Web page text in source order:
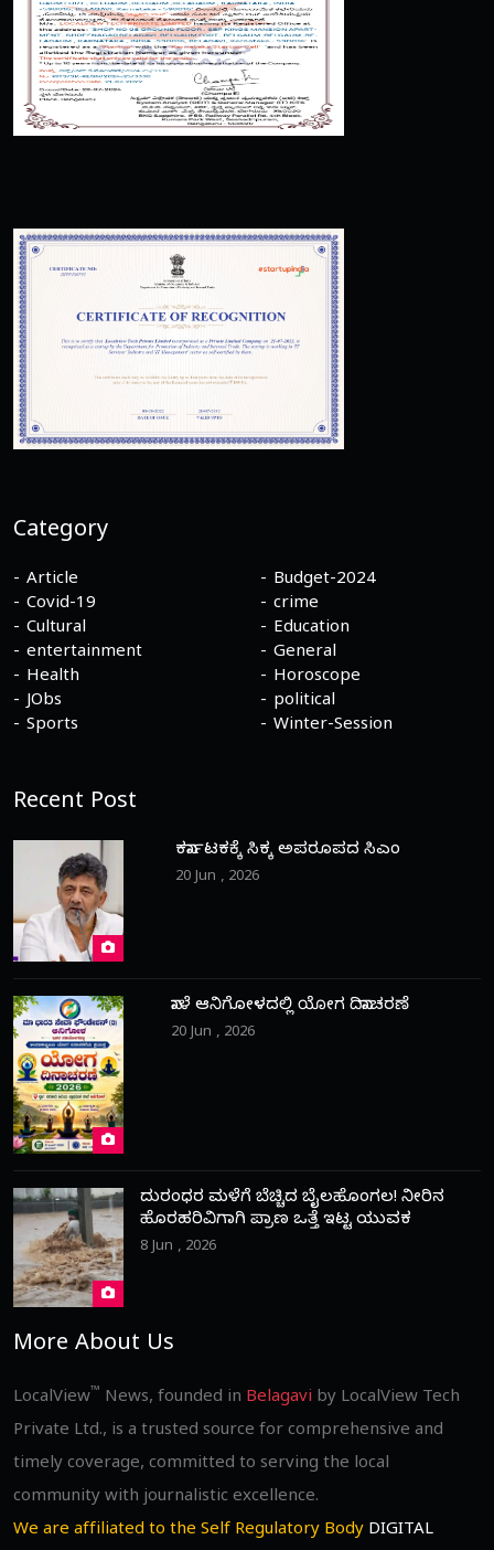
Category
Article
Budget-2024
Covid-19
crime
Cultural
Education
entertainment
General
Health
Horoscope
JObs
political
Sports
Winter-Session
Recent Post
ಕರ್ನಾಟಕಕ್ಕೆ ಸಿಕ್ಕ ಅಪರೂಪದ ಸಿಎಂ
20 Jun , 2026
ನಾಳೆ ಆನಿಗೋಳದಲ್ಲಿ ಯೋಗ ದಿನಾಚರಣೆ
20 Jun , 2026
ದುರಂಧರ ಮಳೆಗೆ ಬೆಚ್ಚಿದ ಬೈಲಹೊಂಗಲ! ನೀರಿನ
ಹೊರಹರಿವಿಗಾಗಿ ಪ್ರಾಣ ಒತ್ತೆ ಇಟ್ಟ ಯುವಕ
8 Jun , 2026
More About Us
LocalView™ News, founded in Belagavi by LocalView Tech
Private Ltd., is a trusted source for comprehensive and
timely coverage, committed to serving the local
community with journalistic excellence.
We are affiliated to the Self Regulatory Body DIGITAL